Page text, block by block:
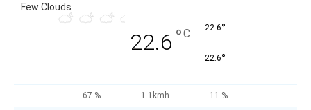
Few Clouds
22.6 °C 22.6°
22.6°
67 % 1.1kmh 11 %